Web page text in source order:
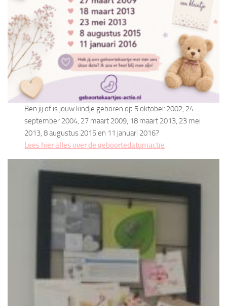
Ben jij of is jouw kindje geboren op 5 oktober 2002, 24
september 2004, 27 maart 2009, 18 maart 2013, 23 mei
2013, 8 augustus 2015 en 11 januari 2016?
Lees hier alles over de geboortedatumactie